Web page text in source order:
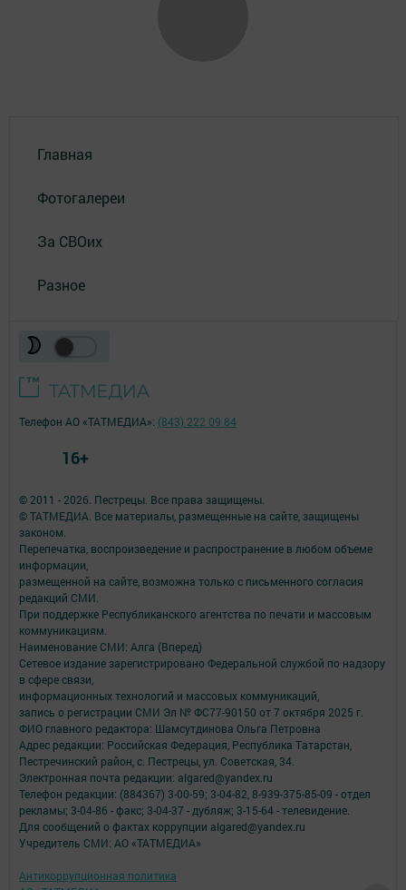
Главная
Фотогалереи
За СВОих
Разное
© 2011 - 2026. Пестрецы. Все права защищены.
© ТАТМЕДИА. Все материалы, размещенные на сайте, защищены
законом.
Перепечатка, воспроизведение и распространение в любом объеме
информации,
размещенной на сайте, возможна только с письменного согласия
редакций СМИ.
При поддержке Республиканского агентства по печати и массовым
коммуникациям.
Наименование СМИ: Алга (Вперед)
Сетевое издание зарегистрировано Федеральной службой по надзору
в сфере связи,
информационных технологий и массовых коммуникаций,
запись о регистрации СМИ Эл № ФС77-90150 от 7 октября 2025 г.
ФИО главного редактора: Шамсутдинова Ольга Петровна
Адрес редакции: Российская Федерация, Республика Татарстан,
Пестречинский район, с. Пестрецы, ул. Советская, 34.
Электронная почта редакции: algared@yandex.ru
Телефон редакции: (884367) 3-00-59; 3-04-82, 8-939-375-85-09 - отдел
рекламы; 3-04-86 - факс; 3-04-37 - дубляж; 3-15-64 - телевидение.
Для сообщений о фактах коррупции algared@yandex.ru
Учредитель СМИ: АО «ТАТМЕДИА»
Антикоррупционная политика
Телефон АО «ТАТМЕДИА»: (843) 222 09 84
16+